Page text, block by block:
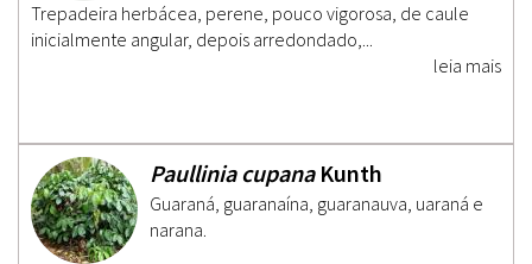
Trepadeira herbácea, perene, pouco vigorosa, de caule
inicialmente angular, depois arredondado,...
leia mais
Paullinia cupana Kunth
Guaraná, guaranaína, guaranauva, uaraná e
narana.